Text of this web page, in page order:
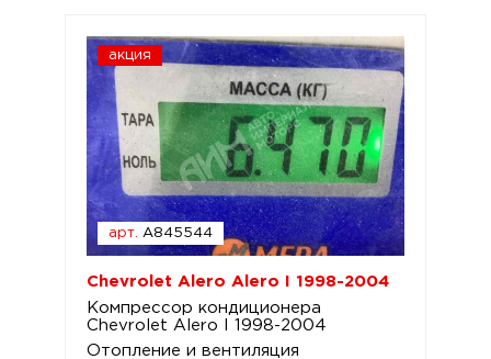
акция
арт. A845544
Chevrolet Alero Alero I 1998-2004
Компрессор кондиционера
Chevrolet Alero I 1998-2004
Отопление и вентиляция